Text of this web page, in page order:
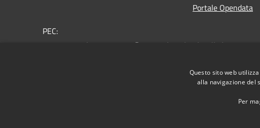
PEC:
comune.marianocomense@pec.regione.lombardia.it
Portale Opendata
Questo sito web
alla navigazione del
Per